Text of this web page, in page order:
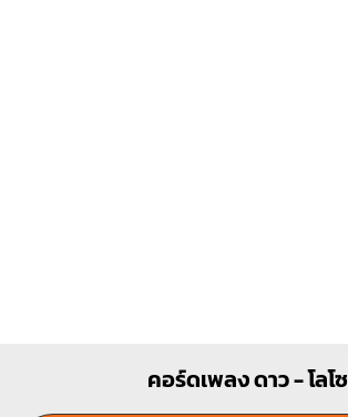
คอร์ดเพลง ดาว - โลโซ